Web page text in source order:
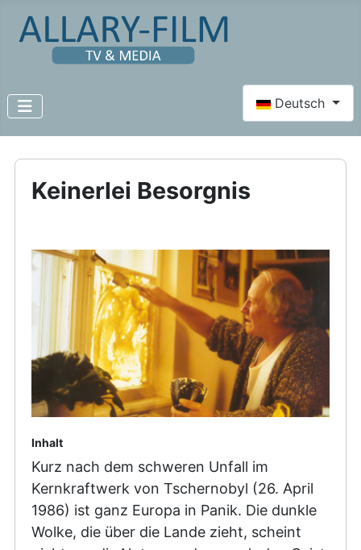
Sprache
Deutsch
Keinerlei Besorgnis
Inhalt
Kurz nach dem schweren Unfall im
Kernkraftwerk von Tschernobyl (26. April
1986) ist ganz Europa in Panik. Die dunkle
Wolke, die über die Lande zieht, scheint